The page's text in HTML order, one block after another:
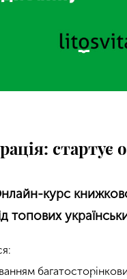
курс
топових